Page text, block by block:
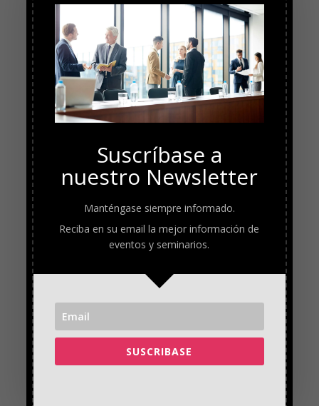
Suscríbase a
nuestro Newsletter
Manténgase siempre informado.
Reciba en su email la mejor información de
eventos y seminarios.
SUSCRIBASE